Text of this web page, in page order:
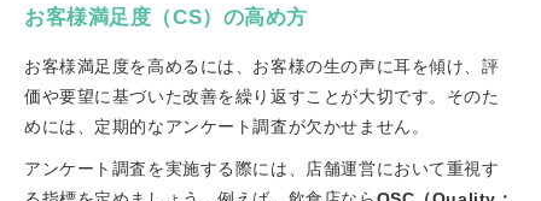
お客様満足度（CS）の高め方
お客様満足度を高めるには、お客様の生の声に耳を傾け、評
価や要望に基づいた改善を繰り返すことが大切です。そのた
めには、定期的なアンケート調査が欠かせません。
アンケート調査を実施する際には、店舗運営において重視す